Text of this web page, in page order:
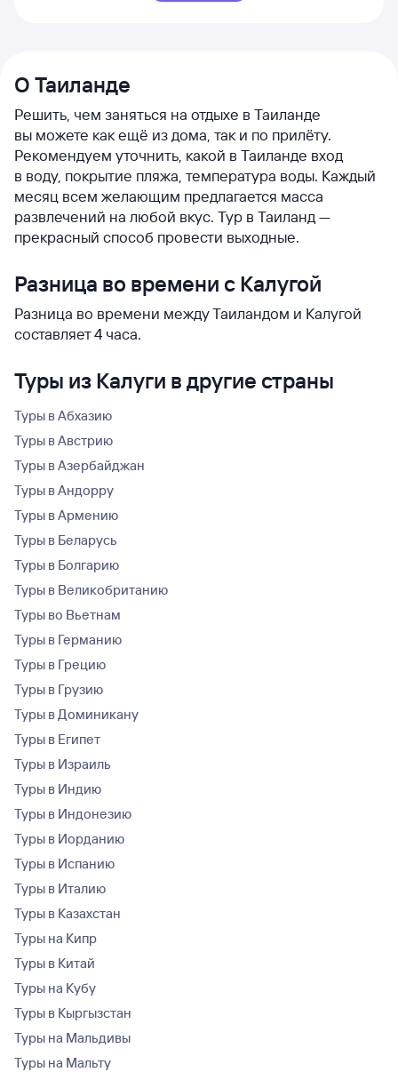
О Таиланде
Решить, чем заняться на отдыхе в Таиланде
вы можете как ещё из дома, так и по прилёту.
Рекомендуем уточнить, какой в Таиланде вход
в воду, покрытие пляжа, температура воды. Каждый
месяц всем желающим предлагается масса
развлечений на любой вкус. Тур в Таиланд —
прекрасный способ провести выходные.
Разница во времени с Калугой
Разница во времени между Таиландом и Калугой
составляет 4 часа.
Туры из Калуги в другие страны
Туры в Абхазию
Туры в Австрию
Туры в Азербайджан
Туры в Андорру
Туры в Армению
Туры в Беларусь
Туры в Болгарию
Туры в Великобританию
Туры во Вьетнам
Туры в Германию
Туры в Грецию
Туры в Грузию
Туры в Доминикану
Туры в Египет
Туры в Израиль
Туры в Индию
Туры в Индонезию
Туры в Иорданию
Туры в Испанию
Туры в Италию
Туры в Казахстан
Туры на Кипр
Туры в Китай
Туры на Кубу
Туры в Кыргызстан
Туры на Мальдивы
Туры на Мальту